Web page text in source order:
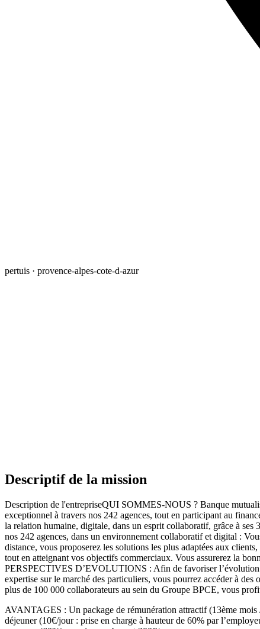
pertuis · provence-alpes-cote-d-azur
Descriptif de la mission
Description de l'entrepriseQUI SOMMES-NOUS ? Banque
exceptionnel à travers nos 242 agences, tout en participant au
la relation humaine, digitale, dans un esprit collaboratif, grâce à
nos 242 agences, dans un environnement collaboratif et digital :
distance, vous proposerez les solutions les plus adaptées aux
tout en atteignant vos objectifs commerciaux. Vous assurerez la
PERSPECTIVES D’EVOLUTIONS : Afin de favoriser l’évolution
expertise sur le marché des particuliers, vous pourrez accéder à
plus de 100 000 collaborateurs au sein du Groupe BPCE, vous
AVANTAGES : Un package de rémunération attractif (13ème
déjeuner (10€/jour : prise en charge à hauteur de 60% par